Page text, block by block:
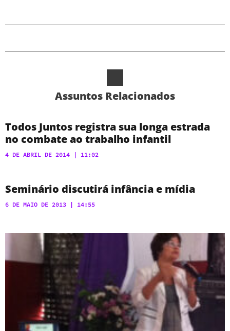
Assuntos Relacionados
Todos Juntos registra sua longa estrada
no combate ao trabalho infantil
4 DE ABRIL DE 2014 11:02
Seminário discutirá infância e mídia
6 DE MAIO DE 2013 14:55